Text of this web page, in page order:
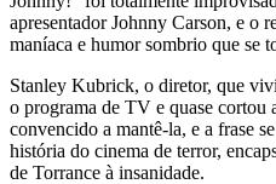
apresentador Johnny Carson, e o
maníaca e humor sombrio que se
Stanley Kubrick, o diretor, que
o programa de TV e quase cortou
convencido a mantê-la, e a frase
história do cinema de terror,
de Torrance à insanidade.